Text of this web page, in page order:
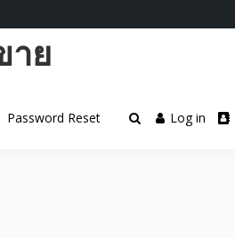
าย
Password Reset Log in